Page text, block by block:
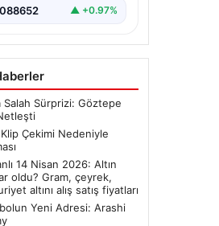
▲ +0.97%
Salah Sürprizi: Göztepe
Klip Çekimi Nedeniyle
14 Nisan 2026: Altın
oldu? Gram, çeyrek,
altını alış satış fiyatları
Yeni Adresi: Arashi